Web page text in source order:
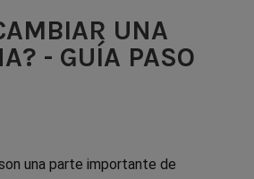
UNA
- GUÍA PASO
una parte importante de